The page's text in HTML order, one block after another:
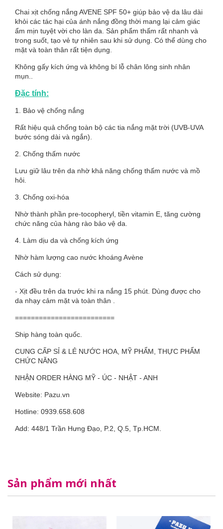
Chai xịt chống nắng AVENE SPF 50+ giúp bảo vệ da lâu dài
khỏi các tác hại của ánh nắng đồng thời mang lại cảm giác
ẩm mịn tuyệt vời cho làn da. Sản phẩm thấm rất nhanh và
trong suốt, tạo vẻ tự nhiên sau khi sử dụng. Có thể dùng cho
mặt và toàn thân rất tiện dụng.
Không gấy kích ứng và không bí lỗ chân lông sinh nhân
mụn..
Đặc tính:
1. Bảo vệ chống nắng
Rất hiệu quả chống toàn bộ các tia nắng mặt trời (UVB-UVA
bước sóng dài và ngắn).
2. Chống thấm nước
Lưu giữ lâu trên da nhờ khả năng chống thấm nước và mồ
hôi.
3. Chống oxi-hóa
Nhờ thành phần pre-tocopheryl, tiền vitamin E, tăng cường
chức năng của hàng rào bảo vệ da.
4. Làm dịu da và chống kích ứng
Nhờ hàm lượng cao nước khoáng Avène
Cách sử dụng:
- Xịt đều trên da trước khi ra nắng 15 phút. Dùng được cho
da nhạy cảm mặt và toàn thân .
=========================
Ship hàng toàn quốc.
CUNG CẤP SỈ & LẺ NƯỚC HOA, MỸ PHẨM, THỰC PHẨM
CHỨC NĂNG
NHẬN ORDER HÀNG MỸ - ÚC - NHẬT - ANH
Website: Pazu.vn
Hotline: 0939.658.608
Add: 448/1 Trần Hưng Đạo, P.2, Q.5, Tp.HCM.
Sản phẩm mới nhất